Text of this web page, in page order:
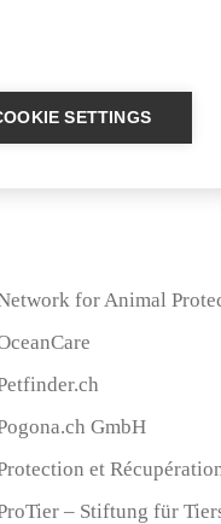
for Animal
GmbH
et
– Stiftung für
SETTINGS